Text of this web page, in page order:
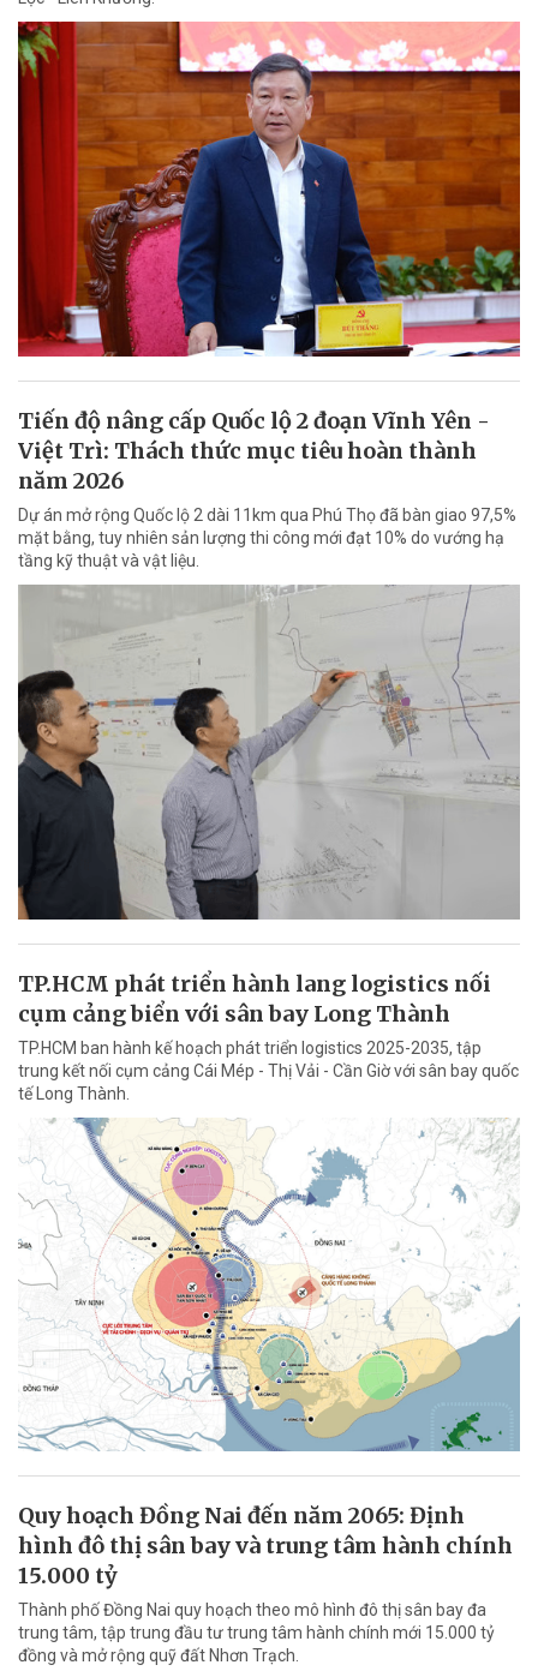
Tiến độ nâng cấp Quốc lộ 2 đoạn Vĩnh Yên -
Việt Trì: Thách thức mục tiêu hoàn thành
năm 2026
Dự án mở rộng Quốc lộ 2 dài 11km qua Phú Thọ đã bàn giao 97,5%
mặt bằng, tuy nhiên sản lượng thi công mới đạt 10% do vướng hạ
tầng kỹ thuật và vật liệu.
TP.HCM phát triển hành lang logistics nối
cụm cảng biển với sân bay Long Thành
TP.HCM ban hành kế hoạch phát triển logistics 2025-2035, tập
trung kết nối cụm cảng Cái Mép - Thị Vải - Cần Giờ với sân bay quốc
tế Long Thành.
Quy hoạch Đồng Nai đến năm 2065: Định
hình đô thị sân bay và trung tâm hành chính
15.000 tỷ
Thành phố Đồng Nai quy hoạch theo mô hình đô thị sân bay đa
trung tâm, tập trung đầu tư trung tâm hành chính mới 15.000 tỷ
đồng và mở rộng quỹ đất Nhơn Trạch.